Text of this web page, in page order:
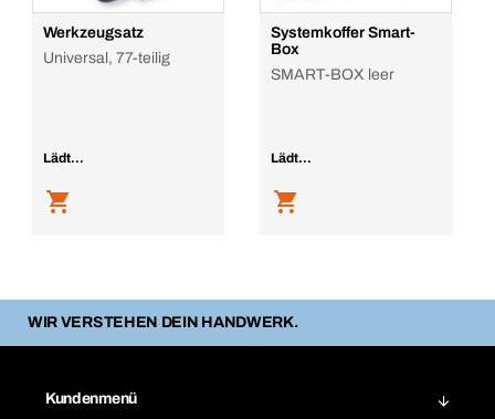
Werkzeugsatz
Universal, 77-teilig
Lädt...
Systemkoffer Smart-
Box
SMART-BOX leer
Lädt...
WIR VERSTEHEN DEIN HANDWERK.
Kundenmenü